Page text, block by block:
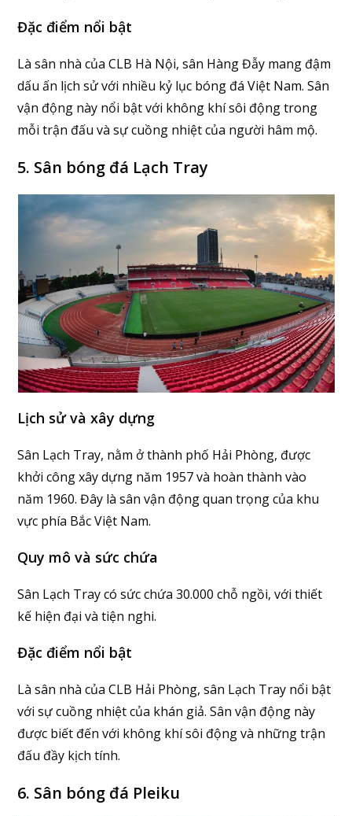
Đặc điểm nổi bật
Là sân nhà của CLB Hà Nội, sân Hàng Đẫy mang đậm
dấu ấn lịch sử với nhiều kỷ lục bóng đá Việt Nam. Sân
vận động này nổi bật với không khí sôi động trong
mỗi trận đấu và sự cuồng nhiệt của người hâm mộ.
5. Sân bóng đá Lạch Tray
Lịch sử và xây dựng
Sân Lạch Tray, nằm ở thành phố Hải Phòng, được
khởi công xây dựng năm 1957 và hoàn thành vào
năm 1960. Đây là sân vận động quan trọng của khu
vực phía Bắc Việt Nam.
Quy mô và sức chứa
Sân Lạch Tray có sức chứa 30.000 chỗ ngồi, với thiết
kế hiện đại và tiện nghi.
Đặc điểm nổi bật
Là sân nhà của CLB Hải Phòng, sân Lạch Tray nổi bật
với sự cuồng nhiệt của khán giả. Sân vận động này
được biết đến với không khí sôi động và những trận
đấu đầy kịch tính.
6. Sân bóng đá Pleiku